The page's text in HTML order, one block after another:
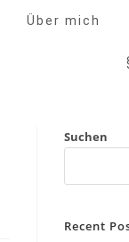
Über mich
Suchen
Recent